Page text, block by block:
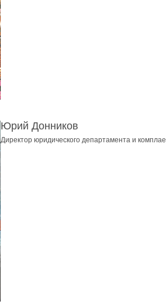
Юрий Донников
Директор юридического департамента и